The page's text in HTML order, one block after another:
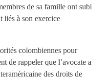
de sa famille ont subi
liés à son exercice
colombiennes pour
de rappeler que l’avocate a
des droits de